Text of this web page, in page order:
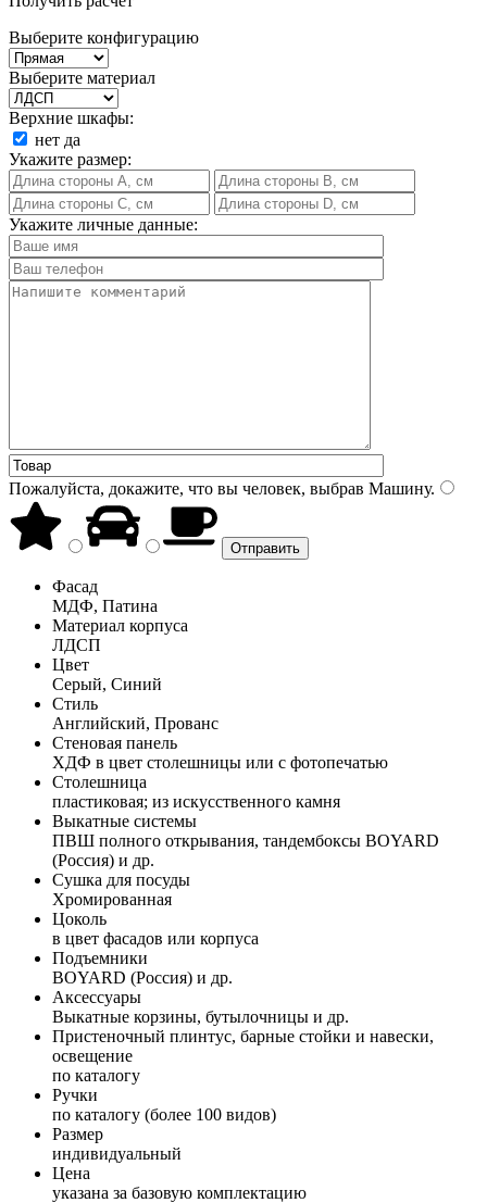
Выберите конфигурацию
Выберите материал
Верхние шкафы:
нет да
Укажите размер:
Укажите личные данные:
Пожалуйста, докажите, что вы человек, выбрав Машину.
Фасад
МДФ, Патина
Материал корпуса
ЛДСП
Цвет
Серый, Синий
Стиль
Английский, Прованс
Стеновая панель
ХДФ в цвет столешницы или с фотопечатью
Столешница
пластиковая; из искусственного камня
Выкатные системы
ПВШ полного открывания, тандембоксы BOYARD
(Россия) и др.
Сушка для посуды
Хромированная
Цоколь
в цвет фасадов или корпуса
Подъемники
BOYARD (Россия) и др.
Аксессуары
Выкатные корзины, бутылочницы и др.
Пристеночный плинтус, барные стойки и навески,
освещение
по каталогу
Ручки
по каталогу (более 100 видов)
Размер
индивидуальный
Цена
указана за базовую комплектацию